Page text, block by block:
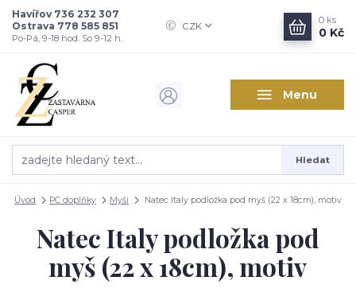
Menu
CZK
Hledat
Havířov 736 232 307
Ostrava 778 585 851
Po-Pá, 9-18 hod. So 9-12 h.
0 ks
0 Kč
Úvod PC doplňky Myši Natec Italy podložka pod myš (22 x 18cm), motiv
Natec Italy podložka pod
myš (22 x 18cm), motiv